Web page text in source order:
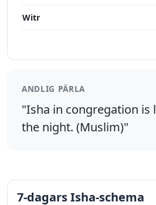
Witr
ANDLIG PÄRLA
"Isha in congregation is
the night. (Muslim)"
7-dagars Isha-schema